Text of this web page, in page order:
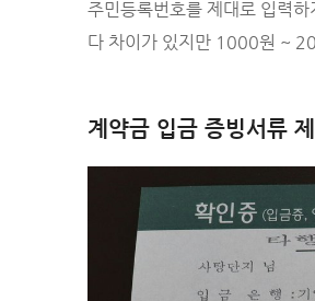
주민등록번호를 제대로 입력
다 차이가 있지만 1000원 ~
계약금 입금 증빙서류